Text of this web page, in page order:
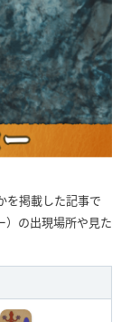
を掲載した記事で
）の出現場所や見た